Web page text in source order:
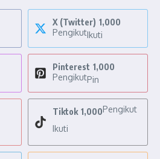
X (Twitter) 1,000
PengikutIkuti
Pinterest 1,000
PengikutPin
Tiktok 1,000Pengikut
Ikuti